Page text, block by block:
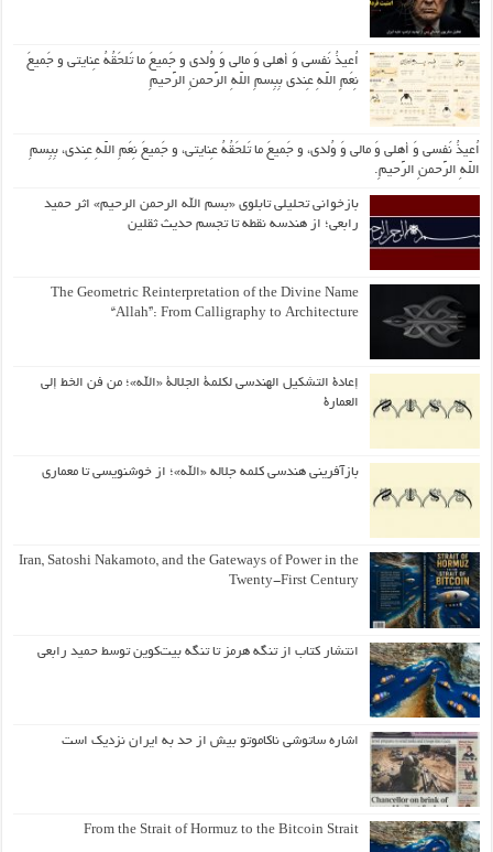
اُعیذُ نَفسی وَ أهلی وَ مالی وَ وُلدی و جَمیعَ ما تَلحَقُهُ عِنایتی و جَمیعَ
نِعَمِ اللّهِ عِندی بِبِسمِ اللّهِ الرَّحمنِ الرَّحیمِ
اُعیذُ نَفسی وَ أهلی وَ مالی وَ وُلدی، و جَمیعَ ما تَلحَقُهُ عِنایتی، و جَمیعَ نِعَمِ اللّهِ عِندی، بِبِسمِ
اللّهِ الرَّحمنِ الرَّحیمِ.
بازخوانی تحلیلی تابلوی «بسم الله الرحمن الرحیم» اثر حمید
رابعی؛ از هندسه نقطه تا تجسم حدیث ثقلین
The Geometric Reinterpretation of the Divine Name
“Allah”: From Calligraphy to Architecture
إعادة التشكيل الهندسي لكلمة الجلالة «الله»؛ من فن الخط إلى
العمارة
بازآفرینی هندسی کلمه جلاله «الله»؛ از خوشنویسی تا معماری
Iran, Satoshi Nakamoto, and the Gateways of Power in the
Twenty-First Century
انتشار کتاب از تنگه هرمز تا تنگه بیت‌کوین توسط حمید رابعی
اشاره ساتوشی ناکاموتو بیش از حد به ایران نزدیک است
From the Strait of Hormuz to the Bitcoin Strait